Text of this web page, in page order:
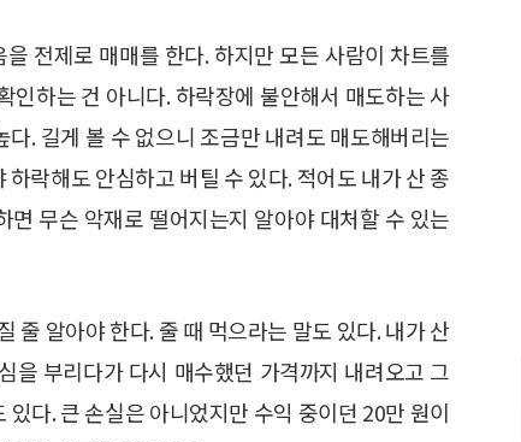
전제로 매매를 한다. 하지만 모든 사람이 차트를
인하는 건 아니다. 하락장에 불안해서 매도하는 사
. 길게 볼 수 없으니 조금만 내려도 매도해버리는
락해도 안심하고 버틸 수 있다. 적어도 내가 산 종
무슨 악재로 떨어지는지 알아야 대처할 수 있는
줄 알아야 한다. 줄 때 먹으라는 말도 있다. 내가 산
을 부리다가 다시 매수했던 가격까지 내려오고 그
다. 큰 손실은 아니었지만 수익 중이던 20만 원이